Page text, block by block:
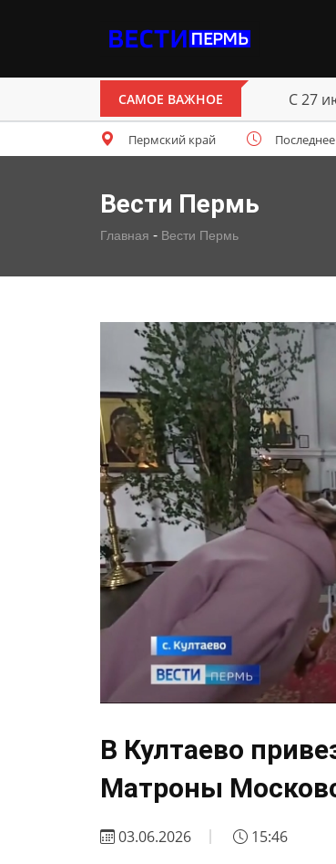
САМОЕ ВАЖНОЕ С 27
Пермский край
Вести Пермь
Главная - Вести Пермь
В Култаево
Матроны
03.06.2026 15:46